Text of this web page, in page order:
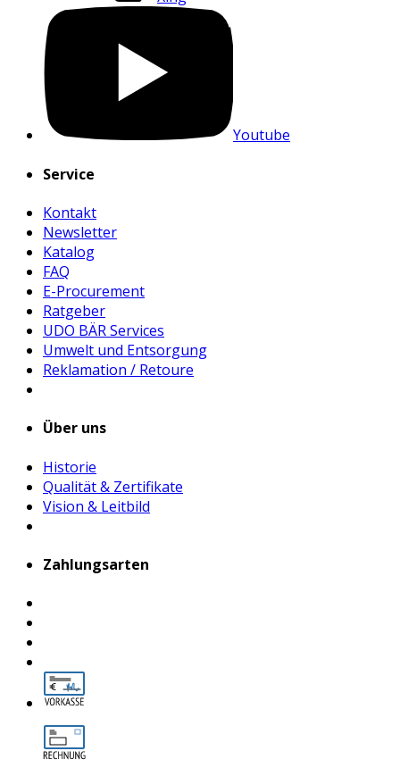
Youtube
Service
Kontakt
Newsletter
Katalog
FAQ
E-Procurement
Ratgeber
UDO BÄR Services
Umwelt und Entsorgung
Reklamation / Retoure
Über uns
Historie
Qualität & Zertifikate
Vision & Leitbild
Zahlungsarten